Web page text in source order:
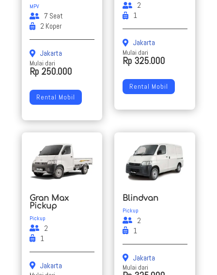
MPV
7 Seat
2 Koper
Jakarta
Mulai dari
Rp 250.000
Rental Mobil
2
1
Jakarta
Mulai dari
Rp 325.000
Rental Mobil
Gran Max
Pickup
Pickup
2
1
Jakarta
Blindvan
Pickup
2
1
Jakarta
Mulai dari